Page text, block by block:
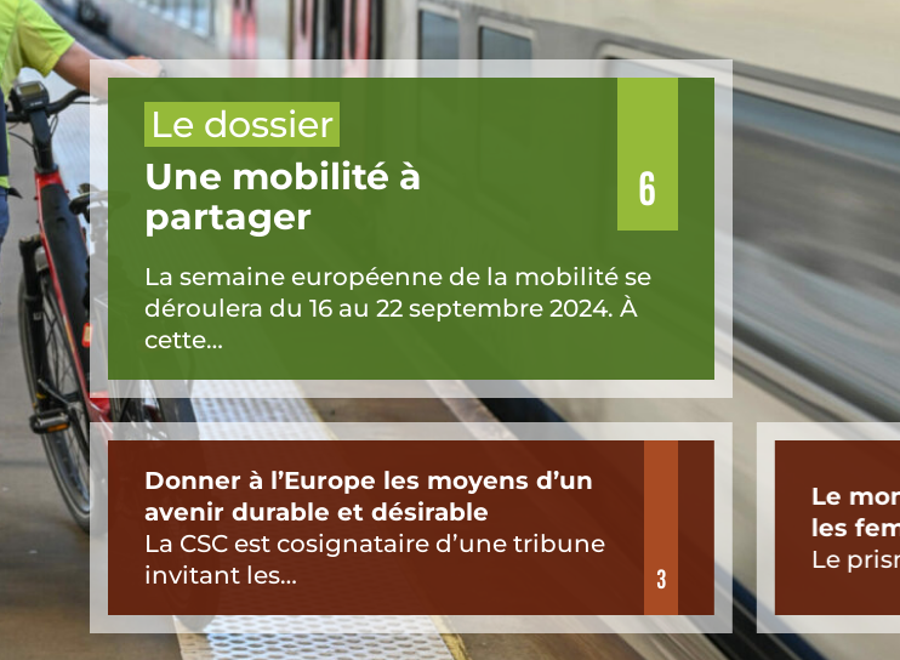
Donner à l’Europe les moyens d’un
avenir durable et désirable
La CSC est cosignataire d’une tribune
invitant les…
3
Le
les
Le
Le dossier
Une mobilité à
partager
6
La semaine européenne de la mobilité se
déroulera du 16 au 22 septembre 2024. À
cette…